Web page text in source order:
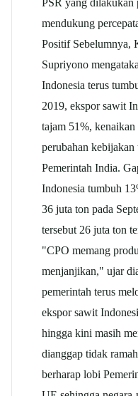
mendukung
Positif Sebelumnya,
Supriyono
Indonesia terus
2019, eksporsawit
tajam 51%,
perubahan
Pemerintah India.
Indonesia tumbuh
36 juta ton pada
tersebut 26 juta ton
"CPO memang
menjanjikan," ujar
pemerintah terus
eksporsawit
hingga kini masih
dianggap tidak
berharap lobi